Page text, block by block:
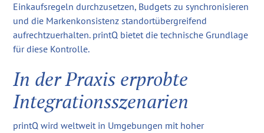
Einkaufsregeln durchzusetzen, Budgets zu synchronisieren
und die Markenkonsistenz standortübergreifend
aufrechtzuerhalten. printQ bietet die technische Grundlage
für diese Kontrolle.
In der Praxis erprobte
Integrationsszenarien
printQ wird weltweit in Umgebungen mit hoher